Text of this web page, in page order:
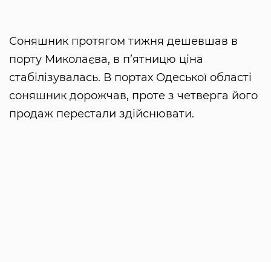
Соняшник протягом тижня дешевшав в
порту Миколаєва, в п’ятницю ціна
стабілізувалась. В портах Одеської області
соняшник дорожчав, проте з четверга його
продаж перестали здійснювати.